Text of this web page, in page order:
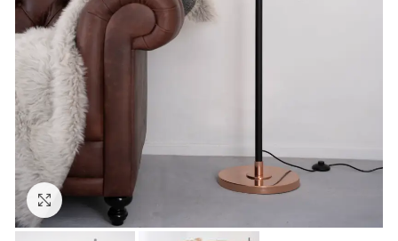
Click to enlarge